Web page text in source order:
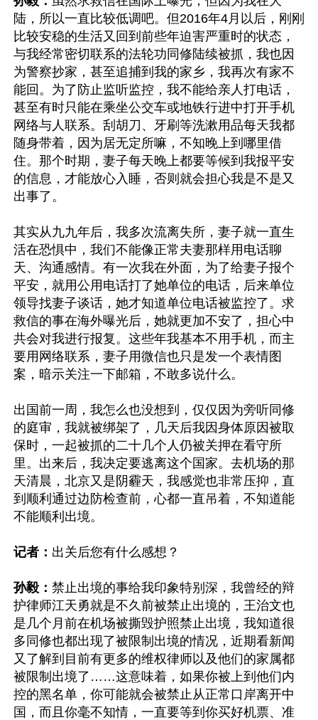
陆，所以一直比较低调吧。但2016年4月以后，刚刚
比较安稳的生活又回到前些年迫害严重时的状态，
与我经常密切联系的法轮功同修陆续被抓，我也因
为警察抄家，甚至追捕到我的家乡，我再次有家不
能回。为了防止监听监控，我不能给亲人打电话，
甚至有时只能在乘坐公交车或地铁行进中打开手机
网络与人联系。刮胡刀、牙刷等洗漱用品每天我都
随身带着，因为居无定所嘛，不知晚上到哪里借
住。那个时期，妻子每天晚上都要等候到我报平安
的信息，才能放心入睡，否则就会担心我是不是又
出事了。
其实从九九年后，我多次流离失所，妻子就一直生
活在恐惧中，我们不能像正常夫妻那样用电话聊
天、沟通感情。有一次我在外面，为了给妻子报个
平安，就用公用电话打了她单位的电话，后来单位
领导找妻子谈话，她才知道单位电话被监控了。求
救信的事在海外曝光后，她就更加不安了，担心中
共会对我进行报复。这些年我基本不用手机，而主
要用网络联系，妻子用微信也只是发一个表情图
案，暗示关注一下邮箱，不敢多说什么。
出国前一周，我怎么也没想到，仅仅因为旁听同修
的庭审，我就被绑架了，几天后我因身体原因被取
保时，一起被抓的二十几个人仍被关押在看守所
里。出来后，我决定要逃离这个国家。去机场的那
天清晨，北京又是阴霾天，我感觉也非常压抑，直
到顺利通过边防检查前，心都一直吊着，不知道能
不能顺利出境。
记者： 出关后您有什么感想？
孙毅： 禁止出境的事给我印象特别深，我曾经的辩
护律师江天勇就是不久前被禁止出境的，王治文也
是几个月前在机场被撕毁护照禁止出境，我知道很
多同修也都出现了被限制出境的情况，近期看新闻
又了解到目前有更多的维权律师以及他们的家属都
被限制出境了……这意味着，如果你被上到他们内
控的黑名单，你可能就会被禁止从正常口岸离开中
国，而且你毫不知情，一直要等到你买好机票、准